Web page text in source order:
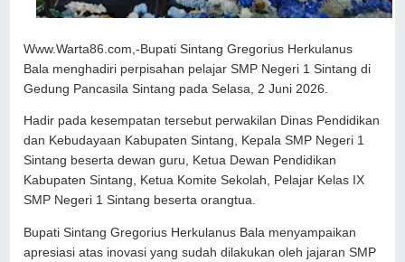
Www.Warta86.com,-Bupati Sintang Gregorius Herkulanus
Bala menghadiri perpisahan pelajar SMP Negeri 1 Sintang di
Gedung Pancasila Sintang pada Selasa, 2 Juni 2026.
Hadir pada kesempatan tersebut perwakilan Dinas Pendidikan
dan Kebudayaan Kabupaten Sintang, Kepala SMP Negeri 1
Sintang beserta dewan guru, Ketua Dewan Pendidikan
Kabupaten Sintang, Ketua Komite Sekolah, Pelajar Kelas IX
SMP Negeri 1 Sintang beserta orangtua.
Bupati Sintang Gregorius Herkulanus Bala menyampaikan
apresiasi atas inovasi yang sudah dilakukan oleh jajaran SMP